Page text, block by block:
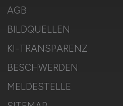
AGB
BILDQUELLEN
KI-TRANSPARENZ
BESCHWERDEN
MELDESTELLE